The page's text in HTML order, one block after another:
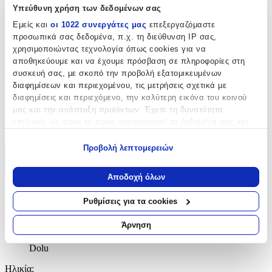
Υπεύθυνη χρήση των δεδομένων σας
Εμείς και οι 1022 συνεργάτες μας επεξεργαζόμαστε
προσωπικά σας δεδομένα, π.χ. τη διεύθυνση IP σας,
χρησιμοποιώντας τεχνολογία όπως cookies για να
αποθηκεύουμε και να έχουμε πρόσβαση σε πληροφορίες στη
συσκευή σας, με σκοπό την προβολή εξατομικευμένων
διαφημίσεων και περιεχομένου, τις μετρήσεις σχετικά με
διαφημίσεις και περιεχόμενο, την καλύτερη εικόνα του κοινού
μας και την ανάπτυξη προϊόντων. Έχετε τη δυνατότητα
Να συλλέξουμε πληροφορίες σχετικά με τη γεωγραφική
σας τοποθεσία, οι οποίες μπορεί να είναι ακριβείς σε
απόσταση μερικών μέτρων
Να αναγνωρίσουμε τη συσκευή σας σαρώνοντας ενεργά
για συγκεκριμένα χαρακτηριστικά (δακτυλικό αποτύπωμα)
Μάθετε περισσότερα σχετικά με τον τρόπο επεξεργασίας των
προσωπικών σας δεδομένων και καθορίστε τις προτιμήσεις σας
Προβολή λεπτομερειών
Αποδοχή όλων
Ρυθμίσεις για τα cookies
Άρνηση
Υλικό:
Πλαστικά
Τεμάχια:
70
Χαρακτηριστικά
Dolu
Ηλικία: